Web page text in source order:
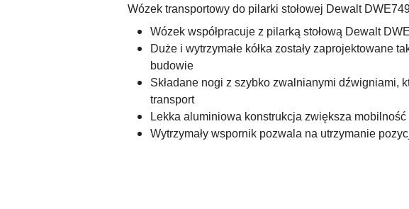
Wózek transportowy do pilarki stołowej Dewalt
Wózek współpracuje z pilarką stołową Dewalt
Duże i wytrzymałe kółka zostały zaprojektowane
budowie
Składane nogi z szybko zwalnianymi dźwigniami,
transport
Lekka aluminiowa konstrukcja zwiększa
Wytrzymały wspornik pozwala na utrzymanie